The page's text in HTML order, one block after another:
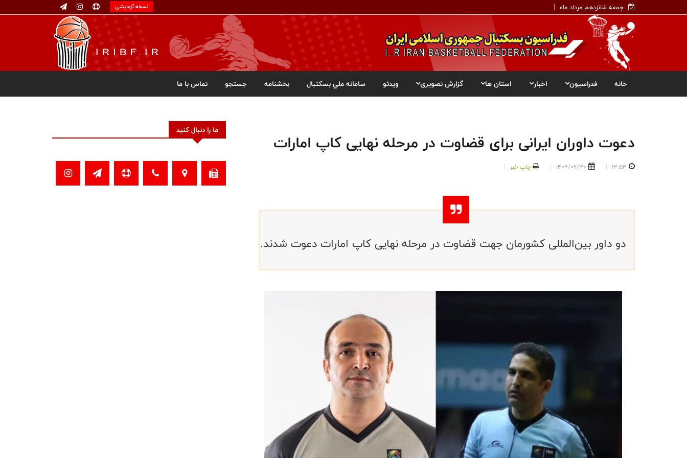
جمعه شانزدهم مرداد ماه نسخه آزمایشی
خانه فدراسیون اخبار استان ها گزارش تصویری ویدئو سامانه ملي بسکتبال بخشنامه جستجو تماس با ما
دعوت داوران ایرانی برای قضاوت در مرحله نهایی کاپ امارات
13:53
1404/02/30 چاپ خبر
دو داور بین‌المللی کشورمان جهت قضاوت در مرحله نهایی کاپ امارات دعوت شدند.
ما را دنبال کنید